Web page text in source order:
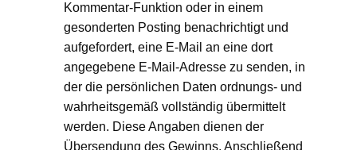
Kommentar-Funktion oder in einem
gesonderten Posting benachrichtigt und
aufgefordert, eine E-Mail an eine dort
angegebene E-Mail-Adresse zu senden, in
der die persönlichen Daten ordnungs- und
wahrheitsgemäß vollständig übermittelt
werden. Diese Angaben dienen der
Übersendung des Gewinns. Anschließend